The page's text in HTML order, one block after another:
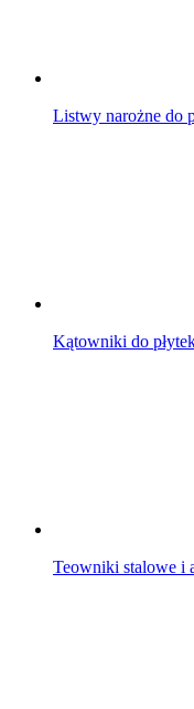
Listwy narożne do
Kątowniki do
Teowniki stalowe i